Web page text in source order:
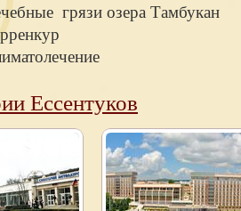
грязи озера Тамбукан
Ессентуков